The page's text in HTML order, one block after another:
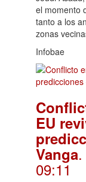
el momento
tanto a los
zonas
Infobae
EU
Vanga
09:11